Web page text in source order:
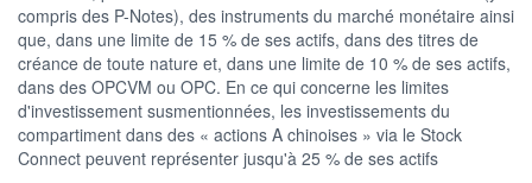
CATÉGORIE MORNINGSTAR
Actions Secteur Ecologie
FONDS PARTENAIRES
TARIFS PRIVILÉGIÉS 0%
ÉLIGIBILITÉ
PEA PEA-PME BOURSOVIE LUX
BOURSOVIE
CTO BUSINESS
compris des P-Notes), des instruments du marché monétaire ainsi
que, dans une limite de 15 % de ses actifs, dans des titres de
créance de toute nature et, dans une limite de 10 % de ses actifs,
dans des OPCVM ou OPC. En ce qui concerne les limites
d'investissement susmentionnées, les investissements du
compartiment dans des « actions A chinoises » via le Stock
Connect peuvent représenter jusqu'à 25 % de ses actifs